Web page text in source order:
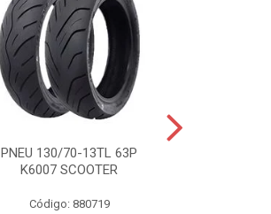
PNEU 130/70-13TL 63P
K6007 SCOOTER
Código: 880719